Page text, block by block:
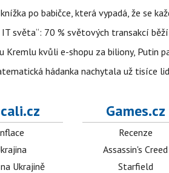
po babičce, která vypadá, že se
IT světa“: 70 % světových transakcí
Kremlu kvůli e-shopu za biliony, Putin
hádanka nachytala už tisíce
Ukrajině
Games.cz
Recenze
Assassin's Creed
Starfield